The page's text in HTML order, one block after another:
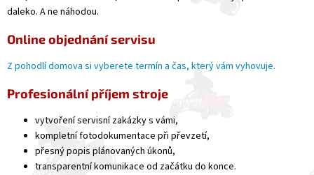
daleko. A ne náhodou.
Online objednání servisu
Z pohodlí domova si vyberete termín a čas, který vám vyhovuje.
Profesionální příjem stroje
vytvoření servisní zakázky s vámi,
kompletní fotodokumentace při převzetí,
přesný popis plánovaných úkonů,
transparentní komunikace od začátku do konce.